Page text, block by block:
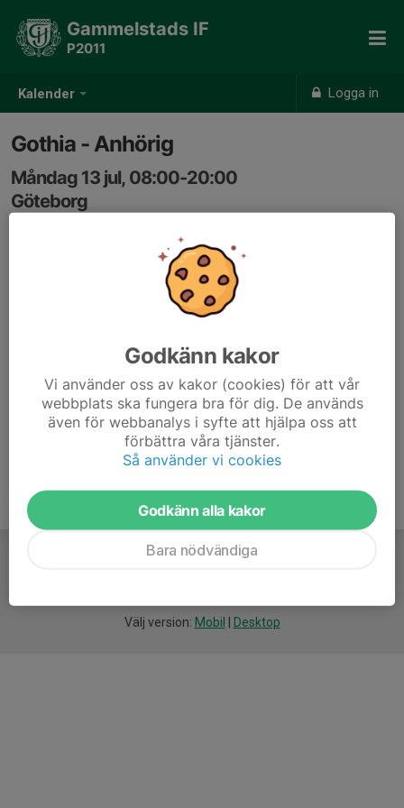
Kalender Logga in
Gammelstads IF
P2011
Gothia - Anhörig
Måndag 13 jul, 08:00-20:00
Göteborg
Vi ledare vill gärna veta vilka anhöriga som kommer att
vara på plats i Göteborg i sommar, under hela eller delar
av Gothia Cup. Det är säkert även intressant som
upp någon gemensam aktivitet.
Skriv gärna en kommentar om ni bara är där en del av
Välj version: Mobil Desktop
Godkänn kakor
Vi använder oss av kakor (cookies) för att vår
webbplats ska fungera bra för dig. De används
även för webbanalys i syfte att hjälpa oss att
förbättra våra tjänster.
Så använder vi cookies
Godkänn alla kakor
Bara nödvändiga